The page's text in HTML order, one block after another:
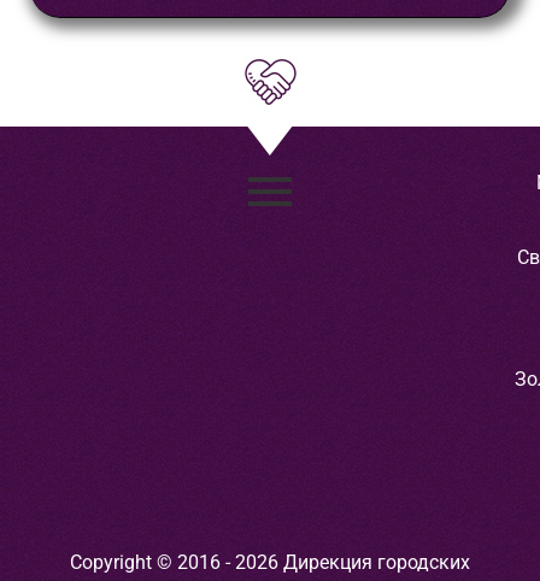
Copyright © 2016 - 2026 Дирекция городских